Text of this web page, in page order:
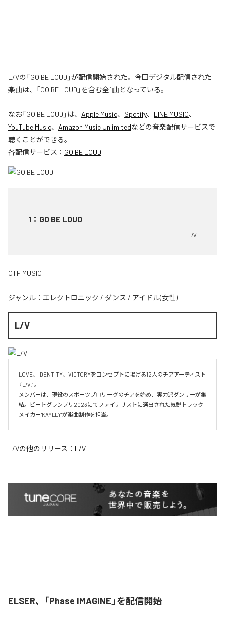
L/Vの「GO BE LOUD」が配信開始された。今回デジタル配信された
楽曲は、「GO BE LOUD」を含む全1曲となっている。
なお「GO BE LOUD 」は、 Apple Music、 Spotify、 LINE MUSIC、
YouTube Music、 Amazon Music Unlimitedなどの音楽配信サービスで
聴くことができる。
各配信サービス： GO BE LOUD
1 ： GO BE LOUD
L/V
OTF MUSIC
ジャンル： エレクトロニック / ダンス / アイドル(女性)
L/V
LOVE、IDENTITY、VICTORYをコンセプトに掲げる12人のチアアーティスト
『L/V』。
メンバーは、現役のスポーツプロリーグのチアを始め、実力派ダンサーが集
結。ビートグランプリ2023にてファイナリストに選出された気鋭トラック
メイカー"KAYLLY"が楽曲制作を担当。
L/Vの他のリリース： L/V
ELSER、「Phase IMAGINE」を配信開始